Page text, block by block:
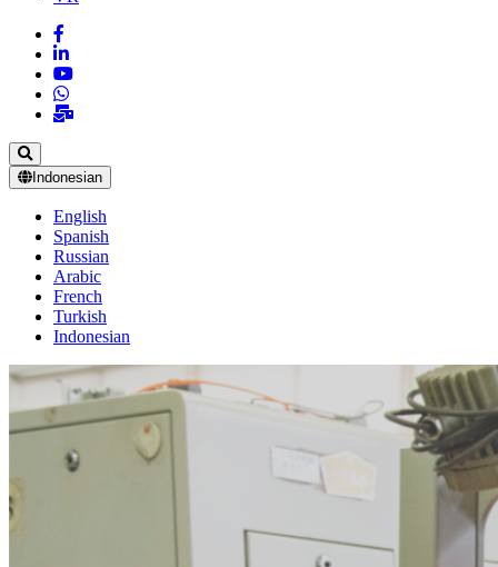
Indonesian
English
Spanish
Russian
Arabic
French
Turkish
Indonesian